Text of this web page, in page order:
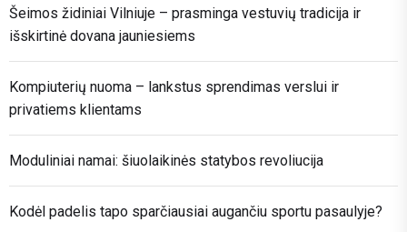
Šeimos židiniai Vilniuje – prasminga vestuvių tradicija ir
išskirtinė dovana jauniesiems
Kompiuterių nuoma – lankstus sprendimas verslui ir
privatiems klientams
Moduliniai namai: šiuolaikinės statybos revoliucija
Kodėl padelis tapo sparčiausiai augančiu sportu pasaulyje?